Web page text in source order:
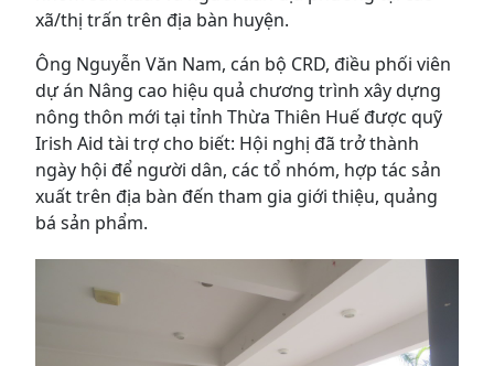
xã/thị trấn trên địa bàn huyện.
Ông Nguyễn Văn Nam, cán bộ CRD, điều phối viên
dự án Nâng cao hiệu quả chương trình xây dựng
nông thôn mới tại tỉnh Thừa Thiên Huế được quỹ
Irish Aid tài trợ cho biết: Hội nghị đã trở thành
ngày hội để người dân, các tổ nhóm, hợp tác sản
xuất trên địa bàn đến tham gia giới thiệu, quảng
bá sản phẩm.